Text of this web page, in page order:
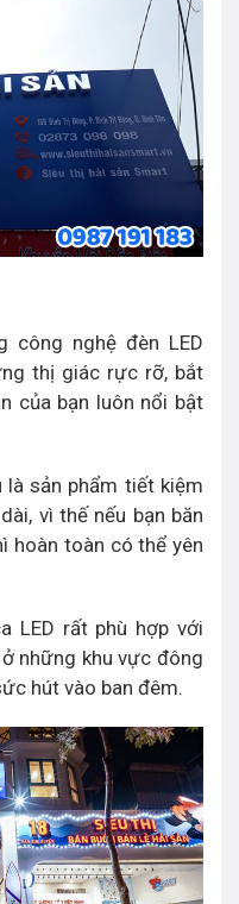
công nghệ đèn LED
thị giác rực rỡ, bắt
của bạn luôn nổi bật
là sản phẩm tiết kiệm
vì thế nếu bạn băn
hoàn toàn có thể yên
LED rất phù hợp với
những khu vực đông
hút vào ban đêm.